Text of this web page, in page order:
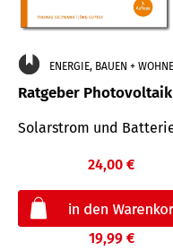
ENERGIE, BAUEN +
Ratgeber Photovoltaik
Solarstrom und
24,00 €
19,99 €